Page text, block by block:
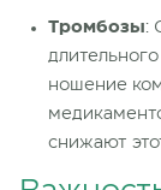
Тромбозы:
ношение
снижают